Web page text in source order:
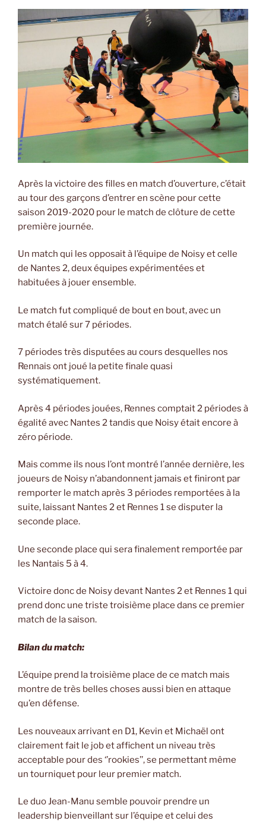
Après la victoire des filles en match d’ouverture, c’était
au tour des garçons d’entrer en scène pour cette
saison 2019-2020 pour le match de clôture de cette
première journée.
Un match qui les opposait à l’équipe de Noisy et celle
de Nantes 2, deux équipes expérimentées et
habituées à jouer ensemble.
Le match fut compliqué de bout en bout, avec un
match étalé sur 7 périodes.
7 périodes très disputées au cours desquelles nos
Rennais ont joué la petite finale quasi
systématiquement.
Après 4 périodes jouées, Rennes comptait 2 périodes à
égalité avec Nantes 2 tandis que Noisy était encore à
zéro période.
Mais comme ils nous l’ont montré l’année dernière, les
joueurs de Noisy n’abandonnent jamais et finiront par
remporter le match après 3 périodes remportées à la
suite, laissant Nantes 2 et Rennes 1 se disputer la
seconde place.
Une seconde place qui sera finalement remportée par
les Nantais 5 à 4.
Victoire donc de Noisy devant Nantes 2 et Rennes 1 qui
prend donc une triste troisième place dans ce premier
match de la saison.
Bilan du match:
L’équipe prend la troisième place de ce match mais
montre de très belles choses aussi bien en attaque
qu’en défense.
Les nouveaux arrivant en D1, Kevin et Michaël ont
clairement fait le job et affichent un niveau très
acceptable pour des ‘’rookies’’, se permettant même
un tourniquet pour leur premier match.
Le duo Jean-Manu semble pouvoir prendre un
leadership bienveillant sur l’équipe et celui des